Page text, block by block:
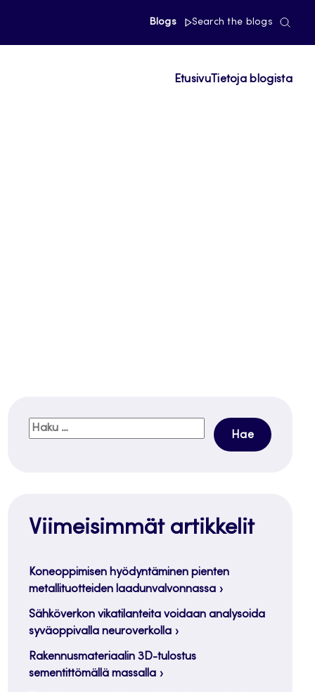
Blogs Search the blogs
EtusivuTietoja blogista
Haku:
Viimeisimmät artikkelit
Koneoppimisen hyödyntäminen pienten
metallituotteiden laadunvalvonnassa
Sähköverkon vikatilanteita voidaan analysoida
syväoppivalla neuroverkolla
Rakennusmateriaalin 3D-tulostus
sementittömällä massalla